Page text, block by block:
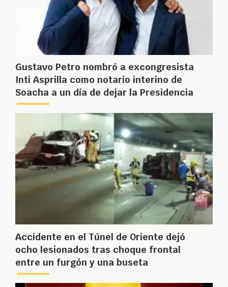
Gustavo Petro nombró a excongresista
Inti Asprilla como notario interino de
Soacha a un día de dejar la Presidencia
Accidente en el Túnel de Oriente dejó
ocho lesionados tras choque frontal
entre un furgón y una buseta